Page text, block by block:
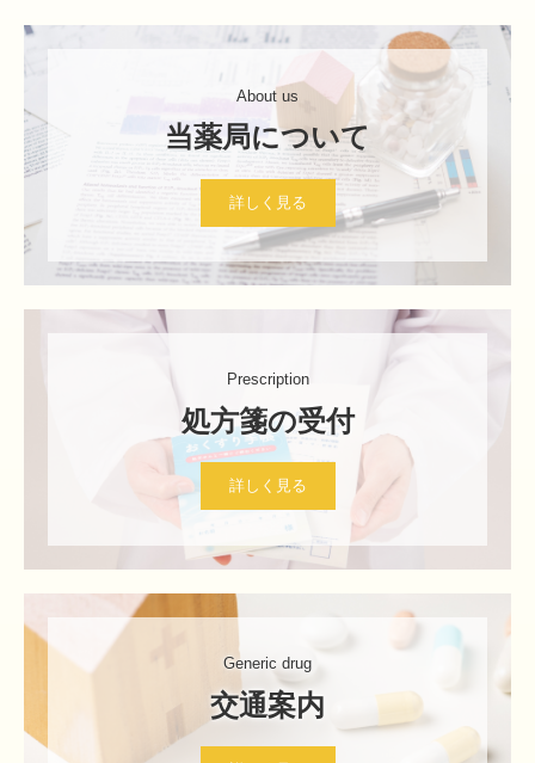
About us
詳しく見る
Prescription
処方箋の受付
詳しく見る
Generic drug
交通案内